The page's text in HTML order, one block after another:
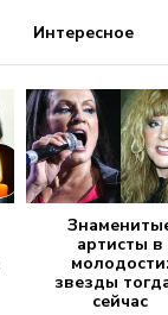
Интересное
артисты в
молодости:
звезды
сейчас